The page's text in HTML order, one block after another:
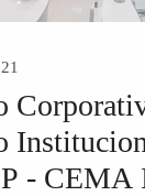
- CEMA